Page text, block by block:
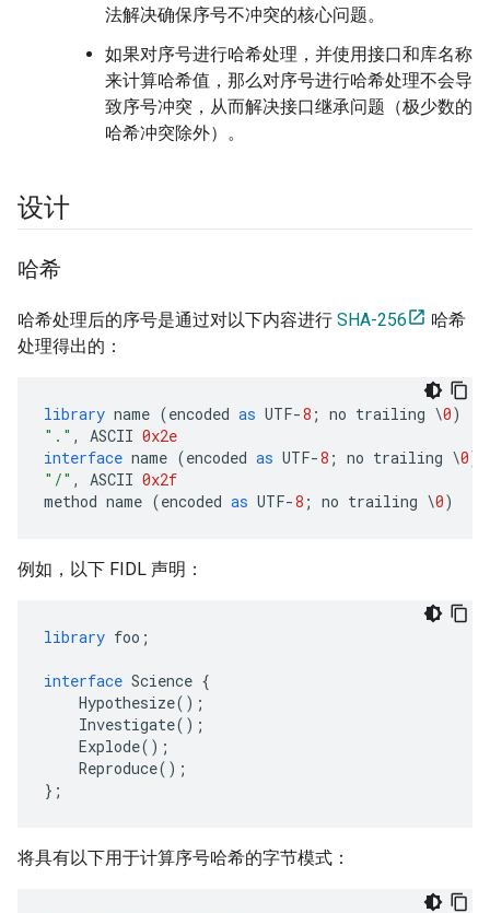
法解决确保序号不冲突的核心问题。
如果对序号进行哈希处理，并使用接口和库名称
来计算哈希值，那么对序号进行哈希处理不会导
致序号冲突，从而解决接口继承问题（极少数的
哈希冲突除外）。
设计
哈希
哈希处理后的序号是通过对以下内容进行 SHA-256
哈希
处理得出的：
library name (encoded as UTF-8 ; no trailing \0)
"." , ASCII 0x2e
interface name (encoded as UTF-8 ; no trailing \0)
"/" , ASCII 0x2f
method name (encoded as UTF-8 ; no trailing \0)
例如，以下 FIDL 声明：
library foo ;
interface Science {
Hypothesize();
Investigate();
Explode();
Reproduce();
};
将具有以下用于计算序号哈希的字节模式：